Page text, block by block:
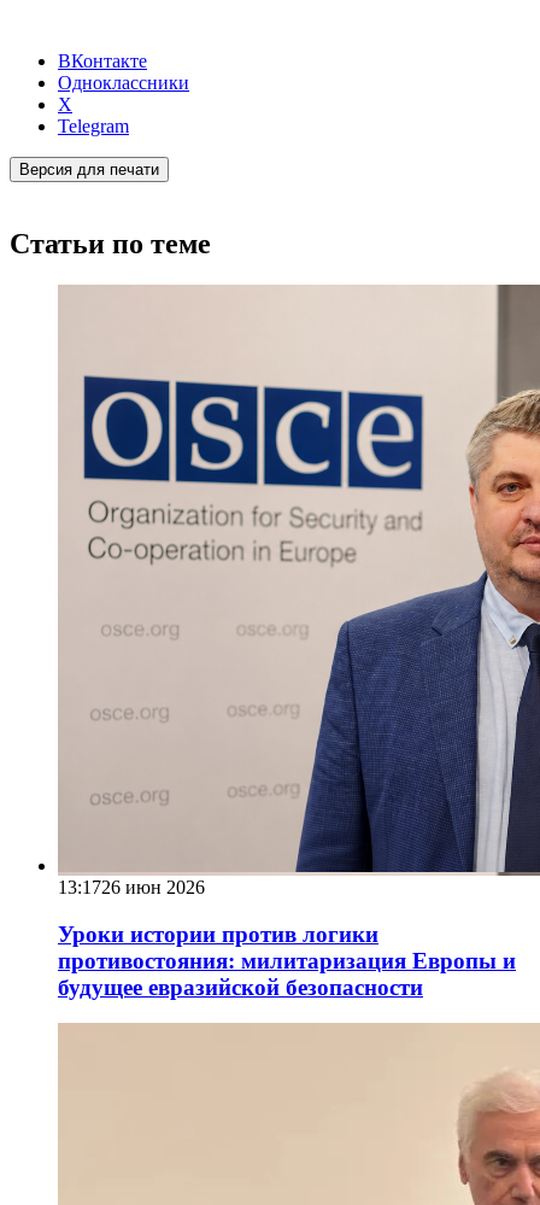
ВКонтакте
Одноклассники
X
Telegram
Версия для печати
Статьи по теме
13:1726 июн 2026
Уроки истории против логики
противостояния: милитаризация Европы и
будущее евразийской безопасности